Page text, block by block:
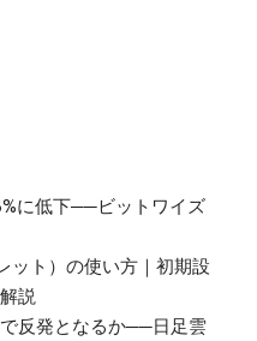
に低下──ビットワイズ
ット）の使い方｜初期設
説
反発となるか──日足雲